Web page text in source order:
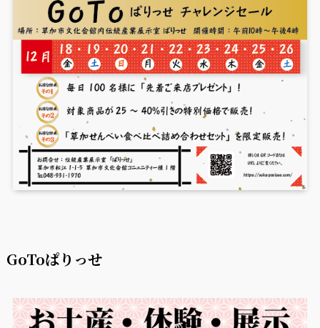
GoToぱりっせ